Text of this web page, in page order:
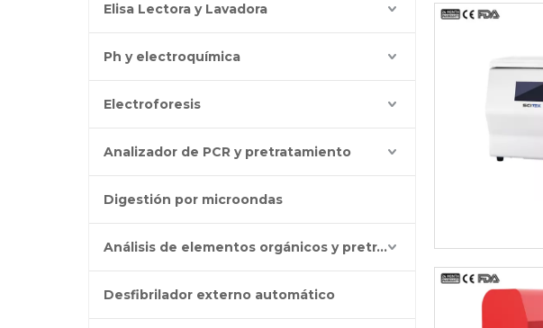
Elisa Lectora y Lavadora
Ph y electroquímica
Electroforesis
Analizador de PCR y pretratamiento
Digestión por microondas
Análisis de elementos orgánicos y pretratamiento
Desfibrilador externo automático